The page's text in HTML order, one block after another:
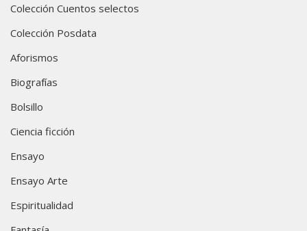
Colección Cuentos selectos
Colección Posdata
Aforismos
Biografías
Bolsillo
Ciencia ficción
Ensayo
Ensayo Arte
Espiritualidad